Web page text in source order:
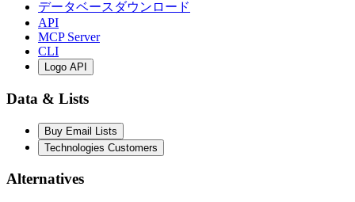
データベースダウンロード
API
MCP Server
CLI
Logo API
Data & Lists
Buy Email Lists
Technologies Customers
Alternatives